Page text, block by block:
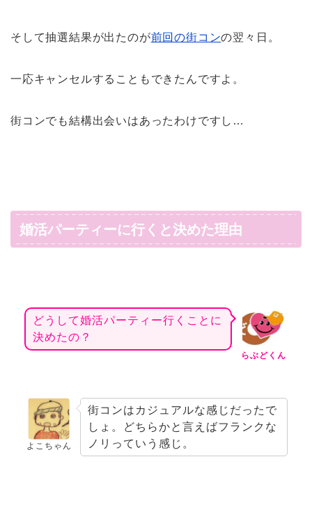
そして抽選結果が出たのが前回の街コンの翌々日。
一応キャンセルすることもできたんですよ。
街コンでも結構出会いはあったわけですし…
婚活パーティーに行くと決めた理由
らぶどくん
どうして婚活パーティー行くことに
決めたの？
よこちゃん
街コンはカジュアルな感じだったで
しょ。どちらかと言えばフランクな
ノリっていう感じ。